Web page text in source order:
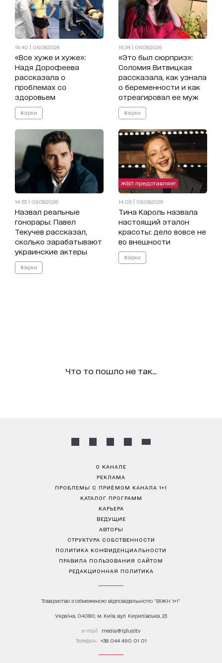
16:40 | 06.08.2026
«Все хуже и хуже»:
Надя Дорофеева
рассказала о
проблемах со
здоровьем
#зірки
16:34 | 06.08.2026
«Это был сюрприз»:
Соломия Витвицкая
рассказала, как узнала
о беременности и как
отреагировал ее муж
#зірки
14:53 | 06.08.2026
Назвал реальные
гонорары: Павел
Текучев рассказал,
сколько зарабатывают
украинские актеры
#зірки
ЖВЛ представляет
14:05 | 06.08.2026
Тина Кароль назвала
настоящий эталон
красоты: дело вовсе не
во внешности
#зірки
Что то пошло не так...
О КАНАЛЕ
РЕКЛАМА
ПРОБЛЕМЫ С ПРИЁМОМ КАНАЛА 1+1
КАТАЛОГ ПРОГРАММ
КАРЬЕРА
ВЕДУЩИЕ
АВТОРЫ
СТРУКТУРА СОБСТВЕННОСТИ
ПОЛИТИКА КОНФИДЕНЦИАЛЬНОСТИ
ПРАВИЛА ПОЛЬЗОВАНИЯ САЙТОМ
РЕДАКЦИОННАЯ ПОЛИТИКА
Товариство з обмеженою відповідальністю "ВІЖН 1+1"
Україна, 04080, м. Київ, вул. Кирилівська, 23
е-mail: media@1plus1.tv
Телефон: +38 044 490 01 01